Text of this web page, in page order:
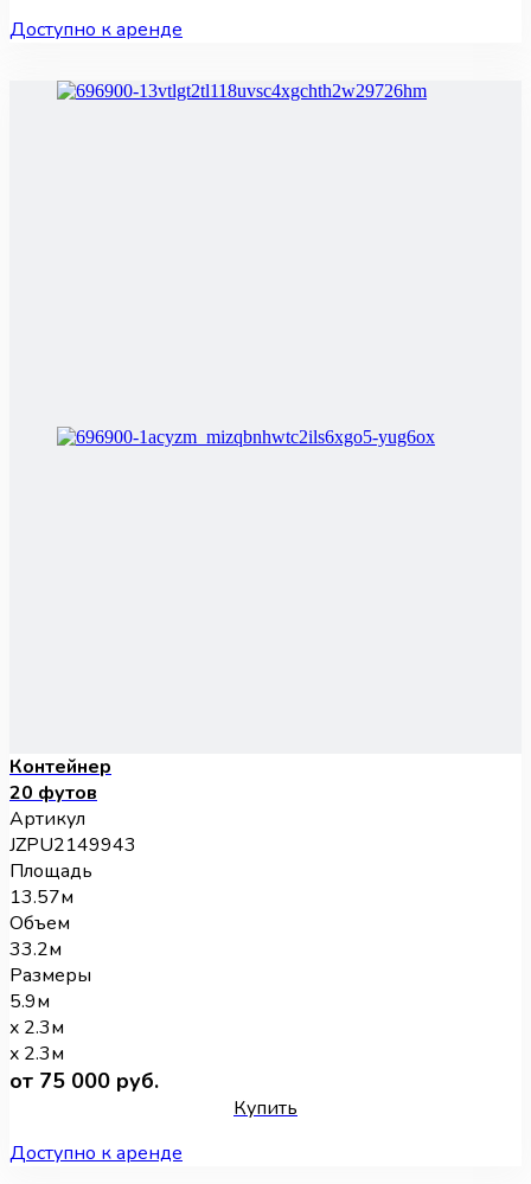
Доступно к аренде
Контейнер
20 футов
Артикул
JZPU2149943
Площадь
13.57м
Объем
33.2м
Размеры
5.9м
x 2.3м
x 2.3м
от 75 000 руб.
Купить
Доступно к аренде